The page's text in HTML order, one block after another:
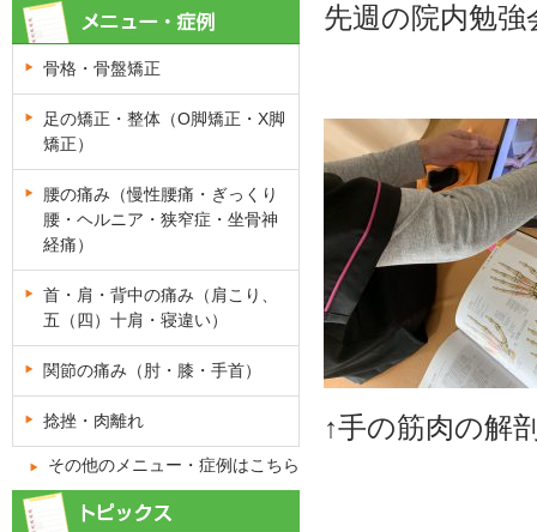
先週の院内勉強
↑手の筋肉の解
骨格・骨盤矯正
足の矯正・整体（O脚矯正・X脚
矯正）
腰の痛み（慢性腰痛・ぎっくり
腰・ヘルニア・狭窄症・坐骨神
経痛）
首・肩・背中の痛み（肩こり、
五（四）十肩・寝違い）
関節の痛み（肘・膝・手首）
捻挫・肉離れ
その他のメニュー・症例はこちら